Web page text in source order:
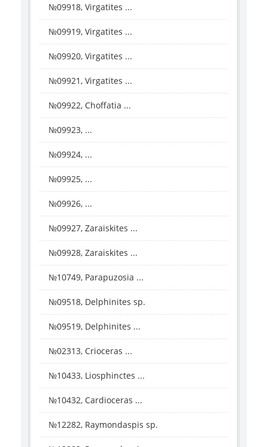
№09918, Virgatites ...
№09919, Virgatites ...
№09920, Virgatites ...
№09921, Virgatites ...
№09922, Choffatia ...
№09923, ...
№09924, ...
№09925, ...
№09926, ...
№09927, Zaraiskites ...
№09928, Zaraiskites ...
№10749, Parapuzosia ...
№09518, Delphinites sp.
№09519, Delphinites ...
№02313, Crioceras ...
№10433, Liosphinctes ...
№10432, Cardioceras ...
№12282, Raymondaspis sp.